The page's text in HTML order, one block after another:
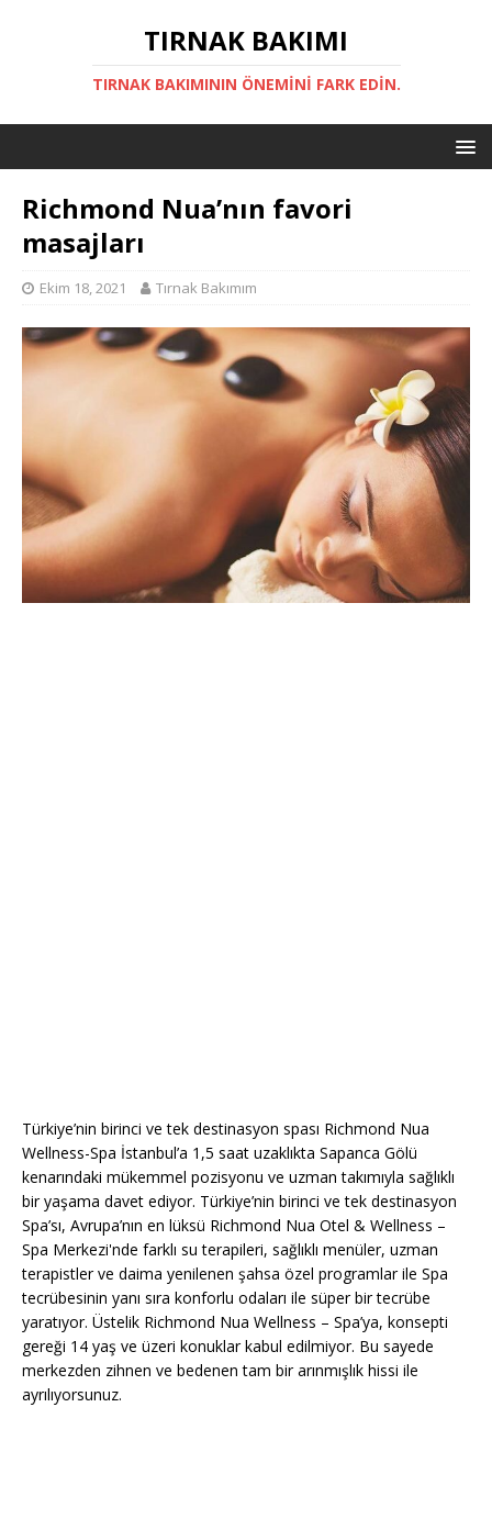
TIRNAK BAKIMI
TIRNAK BAKIMININ ÖNEMINI FARK EDIN.
Richmond Nua’nın favori
masajları
Ekim 18, 2021 Tırnak Bakımım
Türkiye’nin birinci ve tek destinasyon spası Richmond Nua
Wellness-Spa İstanbul’a 1,5 saat uzaklıkta Sapanca Gölü
kenarındaki mükemmel pozisyonu ve uzman takımıyla sağlıklı
bir yaşama davet ediyor. Türkiye’nin birinci ve tek destinasyon
Spa’sı, Avrupa’nın en lüksü Richmond Nua Otel & Wellness –
Spa Merkezi'nde farklı su terapileri, sağlıklı menüler, uzman
terapistler ve daima yenilenen şahsa özel programlar ile Spa
tecrübesinin yanı sıra konforlu odaları ile süper bir tecrübe
yaratıyor. Üstelik Richmond Nua Wellness – Spa’ya, konsepti
gereği 14 yaş ve üzeri konuklar kabul edilmiyor. Bu sayede
merkezden zihnen ve bedenen tam bir arınmışlık hissi ile
ayrılıyorsunuz.